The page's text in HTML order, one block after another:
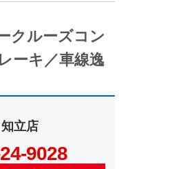
クルーズコン
ーキ／車線逸
立店
9028